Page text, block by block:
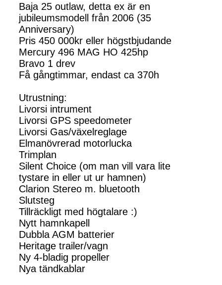
Baja 25 outlaw, detta ex är en
jubileumsmodell från 2006 (35
Anniversary)
Pris 450 000kr eller högstbjudande
Mercury 496 MAG HO 425hp
Bravo 1 drev
Få gångtimmar, endast ca 370h
Utrustning:
Livorsi intrument
Livorsi GPS speedometer
Livorsi Gas/växelreglage
Elmanövrerad motorlucka
Trimplan
Silent Choice (om man vill vara lite
tystare in eller ut ur hamnen)
Clarion Stereo m. bluetooth
Slutsteg
Tillräckligt med högtalare :)
Nytt hamnkapell
Dubbla AGM batterier
Heritage trailer/vagn
Ny 4-bladig propeller
Nya tändkablar